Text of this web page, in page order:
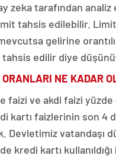
zeka tarafından analiz
tahsis edilebilir.
gelirine
edilir diye
NE KADAR
faizi ve akdi faizi yüzde
kartı faizlerinin son 4
Devletimiz vatandaşı
kredi kartı kullanıldığı